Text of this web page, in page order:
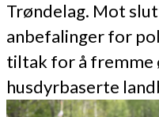
Trøndelag. Mot
anbefalinger for
tiltak for å fremme
husdyrbaserte